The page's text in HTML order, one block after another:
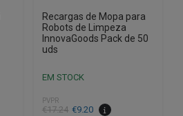
Recargas de Mopa para
Robots de Limpeza
InnovaGoods Pack de 50
uds
EM STOCK
PVPR
€17.24
O
€9.20
O